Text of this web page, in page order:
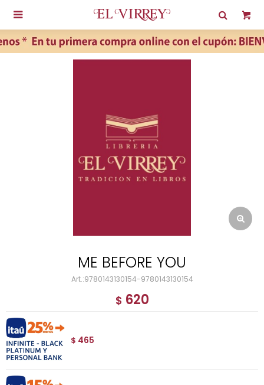

ME BEFORE YOU
9780143130154-9780143130154
$ 620
$ 465